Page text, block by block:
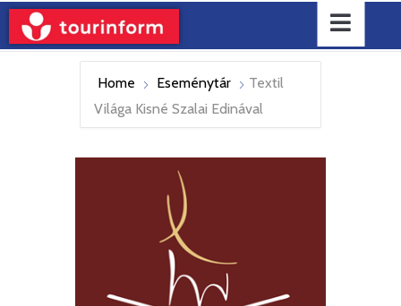
Home Eseménytár
Textil
Világa Kisné Szalai Edinával